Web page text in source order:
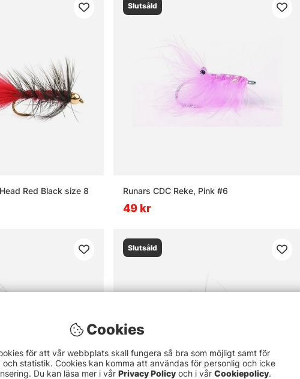
Red Black size 8
Slutsåld
Runars CDC Reke, Pink #6
49 kr
Slutsåld
Cookies
för att vår webbplats skall fungera så bra som möjligt samt för
och statistik. Cookies kan komma att användas för personlig och icke
Du kan läsa mer i vår Privacy Policy och i vår Cookiepolicy.